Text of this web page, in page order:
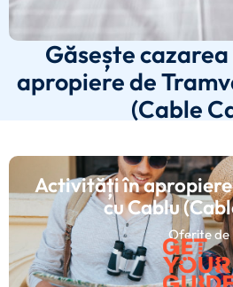
Găsește
apropiere de
(Cable
Activități în
cu Cablu
Oferite de